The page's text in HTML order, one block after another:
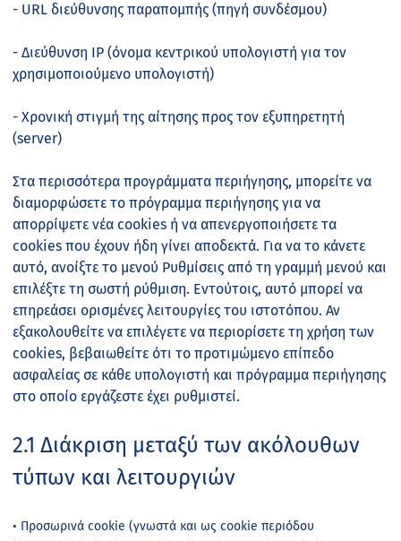
- URL διεύθυνσης παραπομπής (πηγή συνδέσμου)
- Διεύθυνση IP (όνομα κεντρικού υπολογιστή για τον
χρησιμοποιούμενο υπολογιστή)
- Χρονική στιγμή της αίτησης προς τον εξυπηρετητή
(server)
Στα περισσότερα προγράμματα περιήγησης, μπορείτε να
διαμορφώσετε το πρόγραμμα περιήγησης για να
απορρίψετε νέα cookies ή να απενεργοποιήσετε τα
cookies που έχουν ήδη γίνει αποδεκτά. Για να το κάνετε
αυτό, ανοίξτε το μενού Ρυθμίσεις από τη γραμμή μενού και
επιλέξτε τη σωστή ρύθμιση. Εντούτοις, αυτό μπορεί να
επηρεάσει ορισμένες λειτουργίες του ιστοτόπου. Αν
εξακολουθείτε να επιλέγετε να περιορίσετε τη χρήση των
cookies, βεβαιωθείτε ότι το προτιμώμενο επίπεδο
ασφαλείας σε κάθε υπολογιστή και πρόγραμμα περιήγησης
στο οποίο εργάζεστε έχει ρυθμιστεί.
2.1 Διάκριση μεταξύ των ακόλουθων
τύπων και λειτουργιών
• Προσωρινά cookie (γνωστά και ως cookie περιόδου